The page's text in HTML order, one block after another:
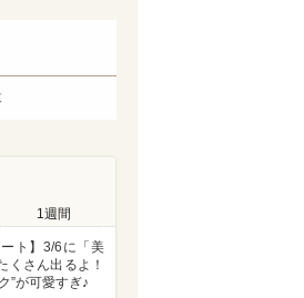
1週間
ト】3/6に「美
くさん出るよ！
”が可愛すぎ♪